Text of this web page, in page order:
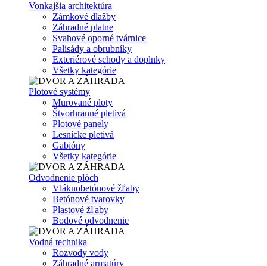
Vonkajšia architektúra
Zámkové dlažby
Záhradné platne
Svahové oporné tvárnice
Palisády a obrubníky
Exteriérové schody a doplnky
Všetky kategórie
Plotové systémy
Murované ploty
Štvorhranné pletivá
Plotové panely
Lesnícke pletivá
Gabióny
Všetky kategórie
Odvodnenie plôch
Vláknobetónové žľaby
Betónové tvarovky
Plastové žľaby
Bodové odvodnenie
Vodná technika
Rozvody vody
Záhradné armatúry